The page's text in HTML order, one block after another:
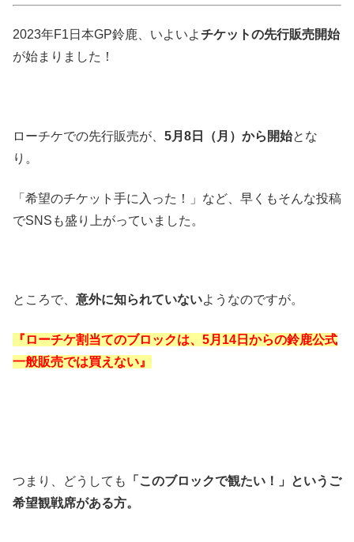
2023年F1日本GP鈴鹿、いよいよチケットの先行販売開始
が始まりました！
ローチケでの先行販売が、 5月8日（月）から開始とな
り。
「希望のチケット手に入った！」など、早くもそんな投稿
でSNSも盛り上がっていました。
ところで、 意外に知られていないようなのですが。
『ローチケ割当てのブロックは、5月14日からの鈴鹿公式
一般販売では買えない』
つまり、どうしても
「このブロックで観たい！」というご
希望観戦席がある方。